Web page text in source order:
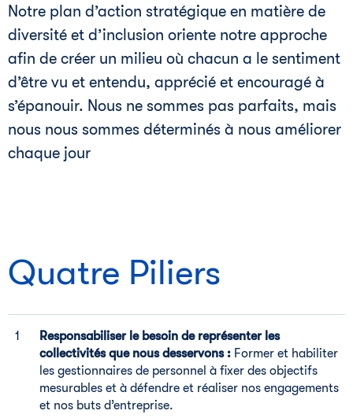
Notre plan d’action stratégique en matière de
diversité et d’inclusion oriente notre approche
afin de créer un milieu où chacun a le sentiment
d’être vu et entendu, apprécié et encouragé à
s’épanouir. Nous ne sommes pas parfaits, mais
nous nous sommes déterminés à nous améliorer
chaque jour
Quatre Piliers
Responsabiliser le besoin de représenter les
collectivités que nous desservons : Former et habiliter
les gestionnaires de personnel à fixer des objectifs
mesurables et à défendre et réaliser nos engagements
et nos buts d’entreprise.